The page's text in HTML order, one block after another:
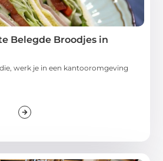
Belegde Broodjes in
werk je in een kantooromgeving